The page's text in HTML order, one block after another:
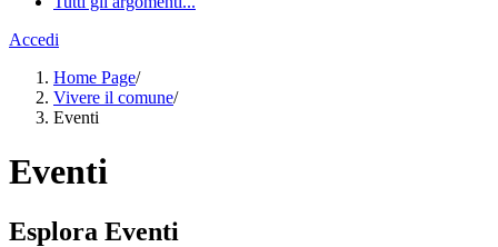
Accedi
Home Page/
Vivere il comune/
Eventi
Eventi
Esplora Eventi